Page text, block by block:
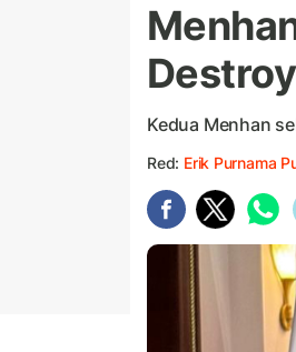
Kedua Menhan
Red: Erik Purnama